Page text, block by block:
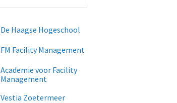
De Haagse Hogeschool
FM Facility Management
Academie voor Facility
Management
Vestia Zoetermeer